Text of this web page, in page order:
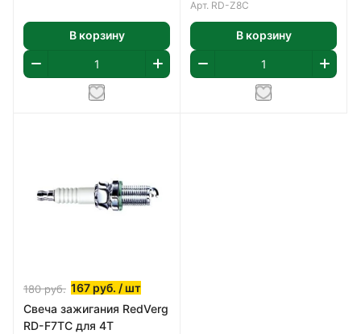
В корзину
Арт. RD-Z8C
В корзину
180руб. 167 руб. / шт
Свеча зажигания RedVerg
RD-F7TC для 4Т